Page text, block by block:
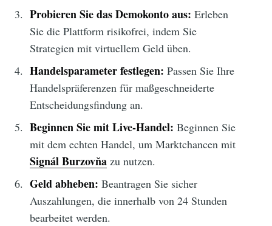
Probieren Sie das Demokonto aus: Erleben
Sie die Plattform risikofrei, indem Sie
Strategien mit virtuellem Geld üben.
Handelsparameter festlegen: Passen Sie Ihre
Handelspräferenzen für maßgeschneiderte
Entscheidungsfindung an.
Beginnen Sie mit Live-Handel: Beginnen Sie
mit dem echten Handel, um Marktchancen mit
Signál Burzovňazu nutzen.
Geld abheben: Beantragen Sie sicher
Auszahlungen, die innerhalb von 24 Stunden
bearbeitet werden.